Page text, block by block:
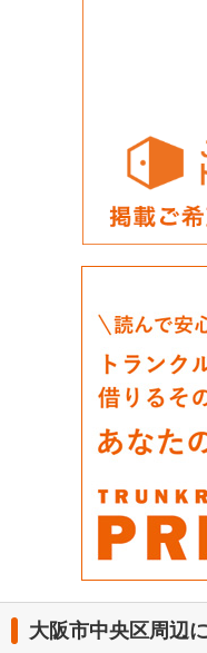
大阪市中央区周辺